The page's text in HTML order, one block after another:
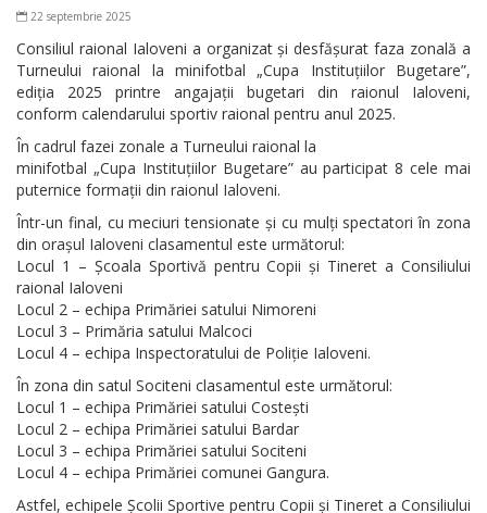
22 septembrie 2025
Consiliul raional Ialoveni a organizat și desfășurat faza zonală a
Turneului raional la minifotbal „Cupa Instituțiilor Bugetare”,
ediția 2025 printre angajații bugetari din raionul Ialoveni,
conform calendarului sportiv raional pentru anul 2025.
În cadrul fazei zonale a Turneului raional la
minifotbal „Cupa Instituțiilor Bugetare” au participat 8 cele mai
puternice formații din raionul Ialoveni.
Într-un final, cu meciuri tensionate și cu mulți spectatori în zona
din orașul Ialoveni clasamentul este următorul:
Locul 1 – Școala Sportivă pentru Copii și Tineret a Consiliului
raional Ialoveni
Locul 2 – echipa Primăriei satului Nimoreni
Locul 3 – Primăria satului Malcoci
Locul 4 – echipa Inspectoratului de Poliție Ialoveni.
În zona din satul Sociteni clasamentul este următorul:
Locul 1 – echipa Primăriei satului Costești
Locul 2 – echipa Primăriei satului Bardar
Locul 3 – echipa Primăriei satului Sociteni
Locul 4 – echipa Primăriei comunei Gangura.
Astfel, echipele Școlii Sportive pentru Copii și Tineret a Consiliului